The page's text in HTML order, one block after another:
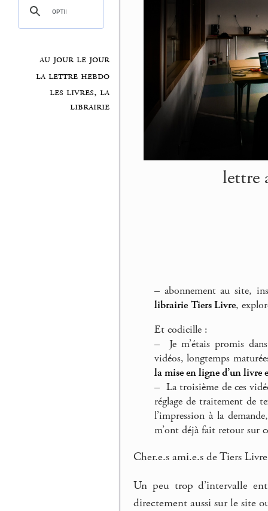
au jour le jour
la lettre hebdo
les livres, la
librairie
lettre
– abonnement au site,
librairie Tiers Livre,
Et codicille :
– Je m’étais promis
vidéos, longtemps
la mise en ligne d’un livre
– La troisième de ces
réglage de traitement de
l’impression à la
m’ont déjà fait retour sur
Cher.e.s ami.e.s de Tiers
Un peu trop d’intervalle
directement aussi sur le site